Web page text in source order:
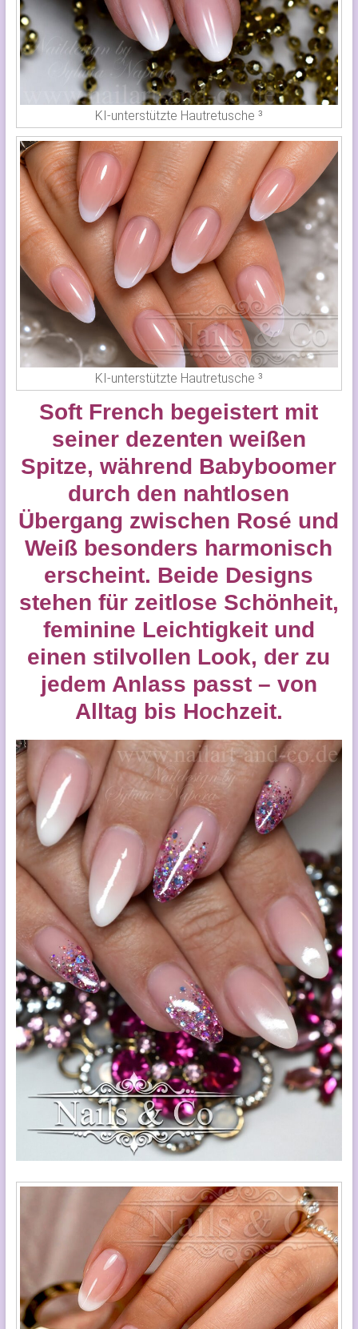
KI-unterstützte Hautretusche ³
KI-unterstützte Hautretusche ³
Soft French begeistert mit
seiner dezenten weißen
Spitze, während Babyboomer
durch den nahtlosen
Übergang zwischen Rosé und
Weiß besonders harmonisch
erscheint. Beide Designs
stehen für zeitlose Schönheit,
feminine Leichtigkeit und
einen stilvollen Look, der zu
jedem Anlass passt – von
Alltag bis Hochzeit.